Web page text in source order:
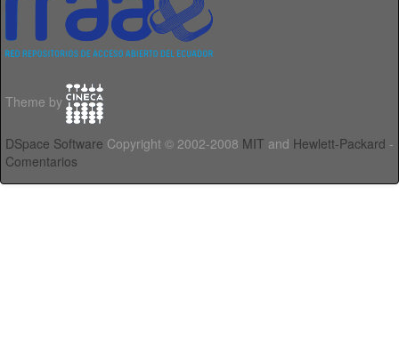
Theme by
DSpace Software Copyright © 2002-2008 MIT and Hewlett-Packard -
Comentarios